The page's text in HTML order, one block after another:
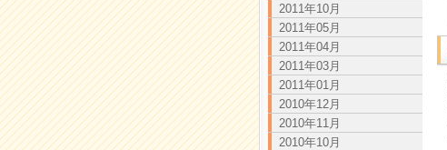
2011年10月
2011年05月
2011年04月
2011年03月
2011年01月
2010年12月
2010年11月
2010年10月